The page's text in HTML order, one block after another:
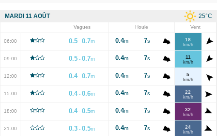
25°C
MARDI 11 AOÛT
Vagues Houle Vent
06:00 0.5 -0.7m 0.4m 7s 18
km/h
09:00 0.5 -0.7m 0.4m 7s 11
km/h
12:00 0.4-0.7m 0.4m 7s 5
km/h
15:00 0.4-0.6m 0.4m 7s 22
km/h
18:00 0.4-0.5m 0.4m 7s 32
km/h
21:00 0.3 -0.5m 0.4m 7s 24
km/h